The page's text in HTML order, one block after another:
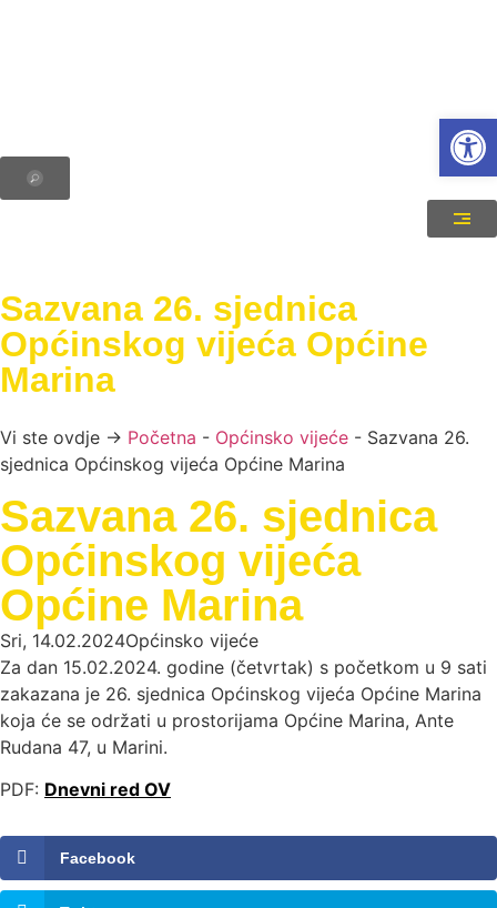
Sazvana 26. sjednica
Općinskog vijeća Općine
Marina
Vi ste ovdje → Početna - Općinsko vijeće - Sazvana 26.
sjednica Općinskog vijeća Općine Marina
Sazvana 26. sjednica
Općinskog vijeća
Općine Marina
Sri, 14.02.2024Općinsko vijeće
Za dan 15.02.2024. godine (četvrtak) s početkom u 9 sati
zakazana je 26. sjednica Općinskog vijeća Općine Marina
koja će se održati u prostorijama Općine Marina, Ante
Rudana 47, u Marini.
PDF: Dnevni red OV
Facebook